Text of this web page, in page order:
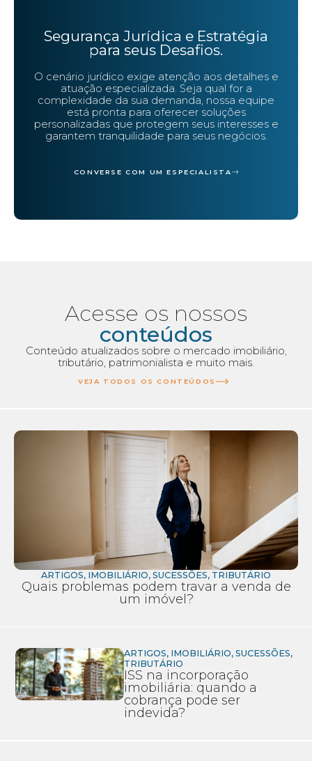
Segurança Jurídica e Estratégia
para seus Desafios.
O cenário jurídico exige atenção aos detalhes e
atuação especializada. Seja qual for a
complexidade da sua demanda, nossa equipe
está pronta para oferecer soluções
personalizadas que protegem seus interesses e
garantem tranquilidade para seus negócios.
CONVERSE COM UM ESPECIALISTA
Acesse os nossos
conteúdos
Conteúdo atualizados sobre o mercado imobiliário,
tributário, patrimonialista e muito mais.
VEJA TODOS OS CONTEÚDOS
ARTIGOS, IMOBILIÁRIO, SUCESSÕES, TRIBUTÁRIO
Quais problemas podem travar a venda de
um imóvel?
ARTIGOS, IMOBILIÁRIO,SUCESSÕES,
TRIBUTÁRIO
ISS na incorporação
imobiliária: quando a
cobrança pode ser
indevida?